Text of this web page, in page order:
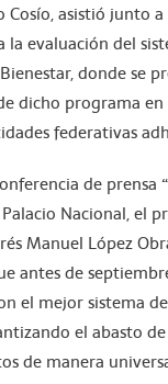
Cosío, asistió junto a
la evaluación del
donde se
dicho programa en
federativas
de prensa
Nacional, el
Manuel López
antes de
el mejor sistema
el abasto de
de manera